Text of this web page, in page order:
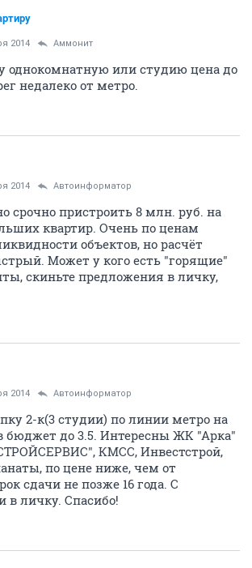
2014 Аммонит
однокомнатную или студию цена до
недалеко от метро.
2014 Автоинформатор
срочно пристроить 8 млн. руб. на
квартир. Очень по ценам
объектов, но расчёт
Может у кого есть "горящие"
скиньте предложения в личку,
2014 Автоинформатор
2-к(3 студии) по линии метро на
бюджет до 3.5. Интересны ЖК "Арка"
КМСС, Инвестстрой,
по цене ниже, чем от
сдачи не позже 16 года. С
личку. Спасибо!